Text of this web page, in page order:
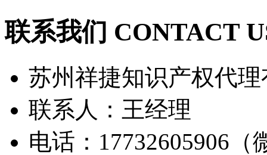
联系我们 CONTACT
苏州祥捷知识产权代
联系人：王经理
电话：17732605906（